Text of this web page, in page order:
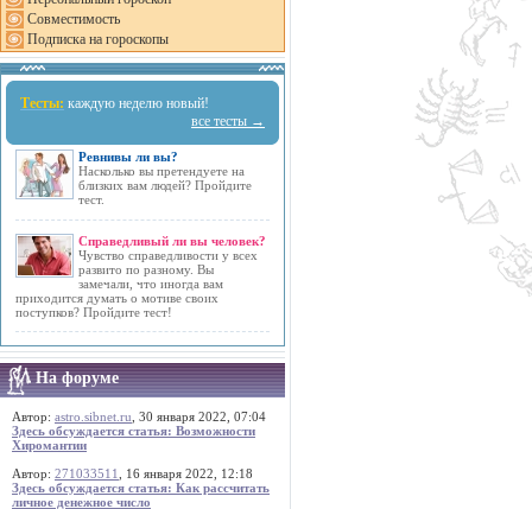
Совместимость
Подписка на гороскопы
Тесты: каждую неделю новый!
все тесты →
Ревнивы ли вы?
Насколько вы претендуете на
близких вам людей? Пройдите
тест.
Справедливый ли вы человек?
Чувство справедливости у всех
развито по разному. Вы
замечали, что иногда вам
приходится думать о мотиве своих
поступков? Пройдите тест!
На форуме
Автор: astro.sibnet.ru , 30 января 2022, 07:04
Здесь обсуждается статья: Возможности
Хиромантии
Автор: 271033511
, 16 января 2022, 12:18
Здесь обсуждается статья: Как рассчитать
личное денежное число